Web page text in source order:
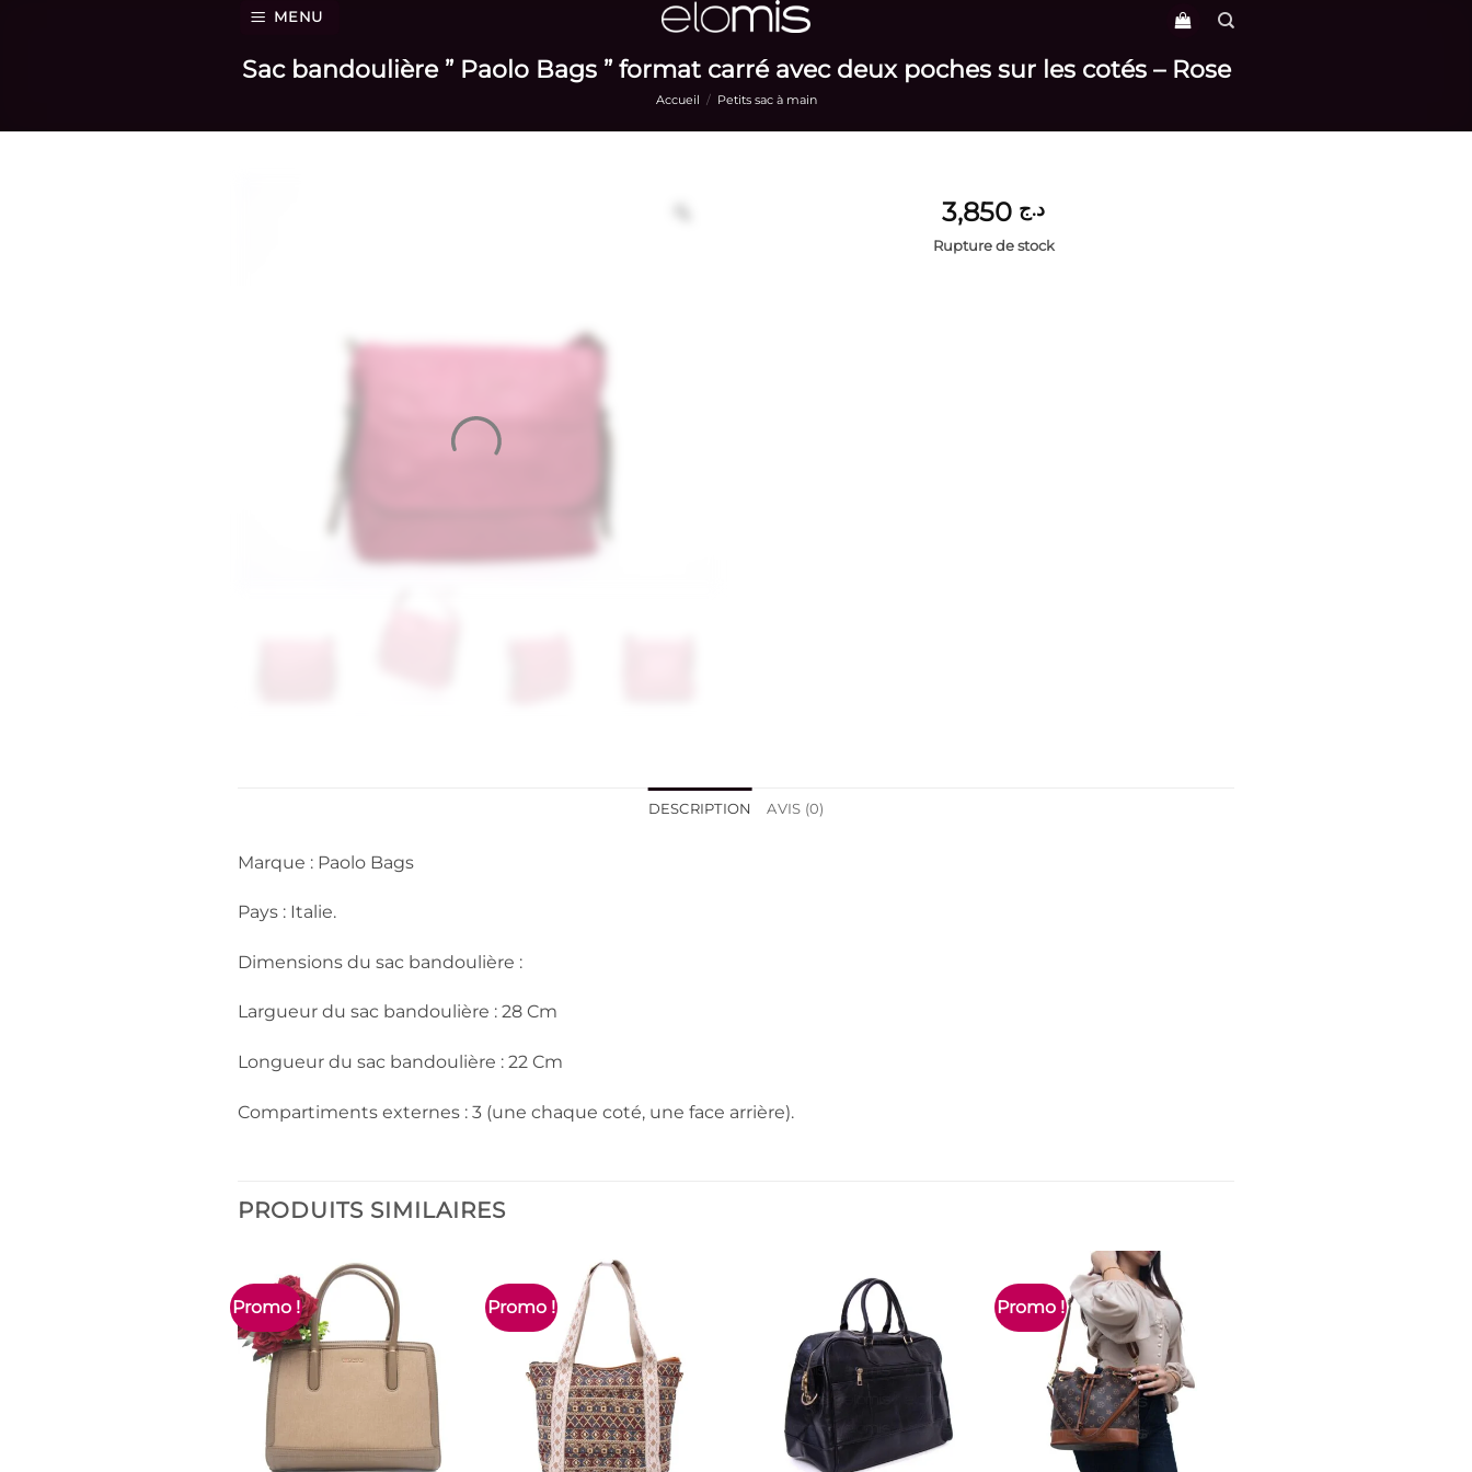
MENU
Sac bandoulière ” Paolo Bags ” format carré avec deux poches sur les cotés – Rose
Accueil / Petits sac à main
د.ج
Rupture de stock
DESCRIPTION AVIS (0)
Marque : Paolo Bags
Pays : Italie.
Dimensions du sac bandoulière :
Largueur du sac bandoulière : 28 Cm
Longueur du sac bandoulière : 22 Cm
Compartiments externes : 3 (une chaque coté, une face arrière).
PRODUITS SIMILAIRES
Promo ! Promo ! Promo !